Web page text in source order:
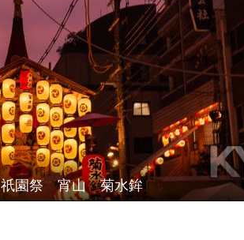
祇園祭 宵山 菊水鉾